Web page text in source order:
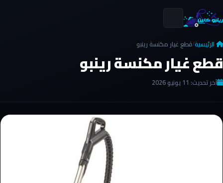
الرئيسية/قطع غيار مكنسة رينبو
قطع غيار مكنسة رينبو
آخر تحديث: 11 يونيو 2026